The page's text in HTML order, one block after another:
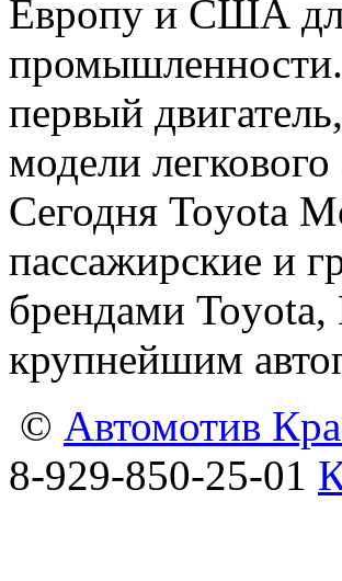
Европу и США
первый
модели
Сегодня Toyota
пассажирские и
брендами Toyota,
крупнейшим
© Автомотив
8-929-850-25-01